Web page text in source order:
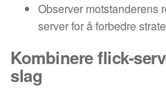
Observer motstanderens
server for å forbedre
Kombinere flick-
slag